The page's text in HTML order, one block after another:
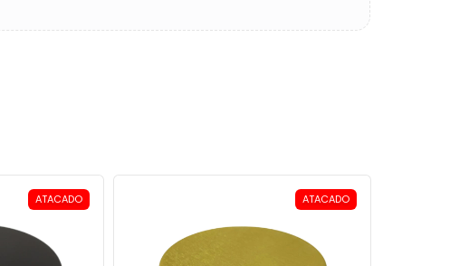
ATACADO ATACADO